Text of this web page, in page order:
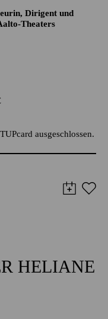
Dirigent und
Theaters
ausgeschlossen.
HELIANE